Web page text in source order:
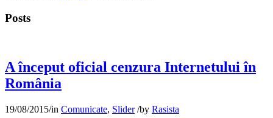
Posts
A început oficial cenzura Internetului în
România
19/08/2015/in Comunicate, Slider /by Rasista